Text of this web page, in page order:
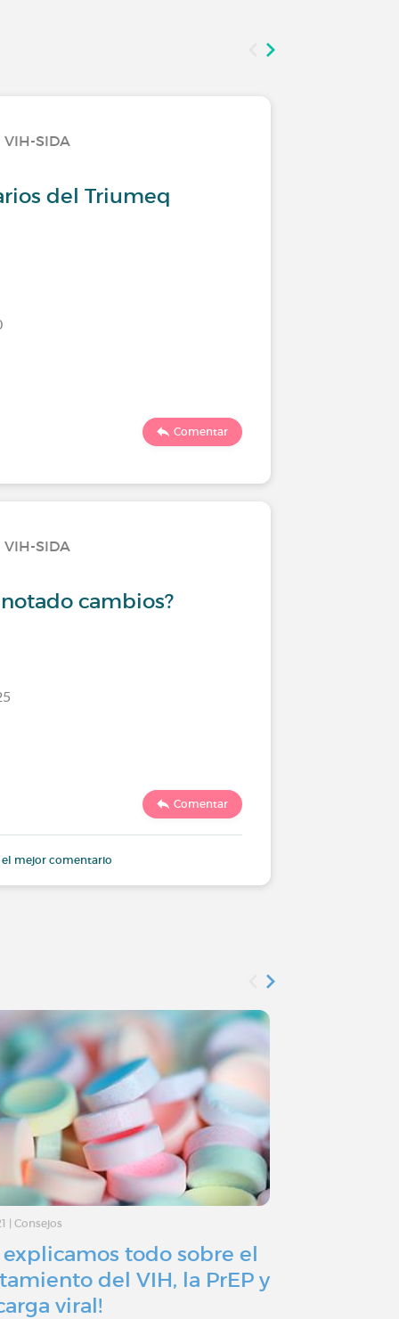
SIDA
del Triumeq
Comentar
SIDA
cambios?
Comentar
el mejor comentario
|Consejos
explicamos todo sobre el
del VIH, la PrEP y
viral!